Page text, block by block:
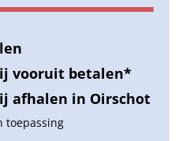
vooruit betalen*
afhalen in Oirschot
toepassing